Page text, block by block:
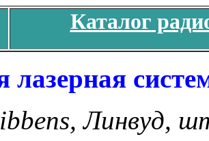
Каталог
лазерная
Линвуд,